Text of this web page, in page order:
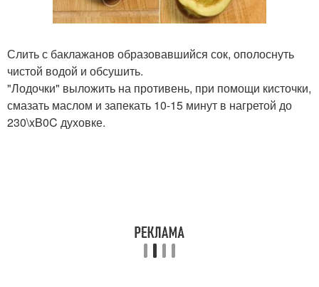
Слить с баклажанов образовавшийся сок, ополоснуть
чистой водой и обсушить.
"Лодочки" выложить на противень, при помощи кисточки,
смазать маслом и запекать 10-15 минут в нагретой до
230\xB0C духовке.